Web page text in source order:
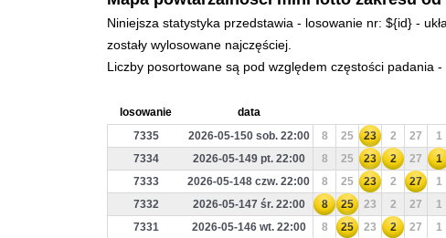
Niniejsza statystyka przedstawia - losowanie nr: ${id} -
zostały wylosowane najczęściej.
Liczby posortowane są pod względem częstości padania
losowanie
data
7335
2026-05-150 sob. 22:00 8 25 23 2 27 1
7334
2026-05-149 pt. 22:00 8 25 23 2 27 1
7333
2026-05-148 czw. 22:00 8 25 23 2 27 1
7332
2026-05-147 śr. 22:00 8 25 23 2 27 1
7331
2026-05-146 wt. 22:00 8 25 23 2 27 1